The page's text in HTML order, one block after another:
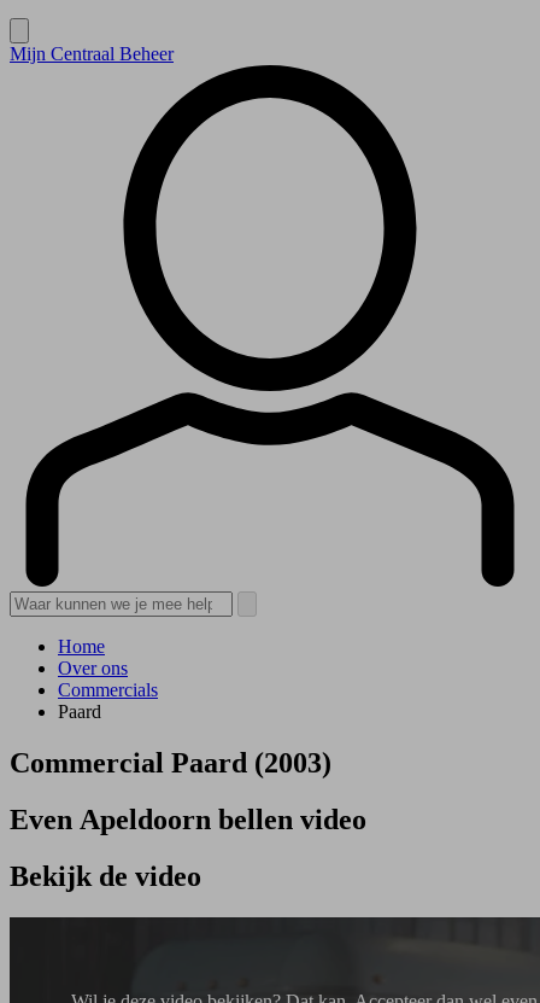
Mijn Centraal Beheer
Home
Over ons
Commercials
Paard
Commercial Paard (2003)
Even Apeldoorn bellen video
Bekijk de video